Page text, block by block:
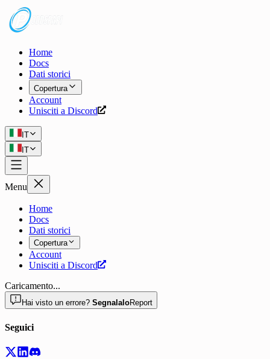
Home
Docs
Dati storici
Copertura
Account
Unisciti a Discord
IT
IT
Menu
Home
Docs
Dati storici
Copertura
Account
Unisciti a Discord
Caricamento...
Hai visto un errore? SegnalaloReport
Seguici